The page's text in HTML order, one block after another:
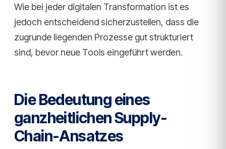
Wie bei jeder digitalen Transformation ist es
jedoch entscheidend sicherzustellen, dass die
zugrunde liegenden Prozesse gut strukturiert
sind, bevor neue Tools eingeführt werden.
Die Bedeutung eines
ganzheitlichen Supply-
Chain-Ansatzes